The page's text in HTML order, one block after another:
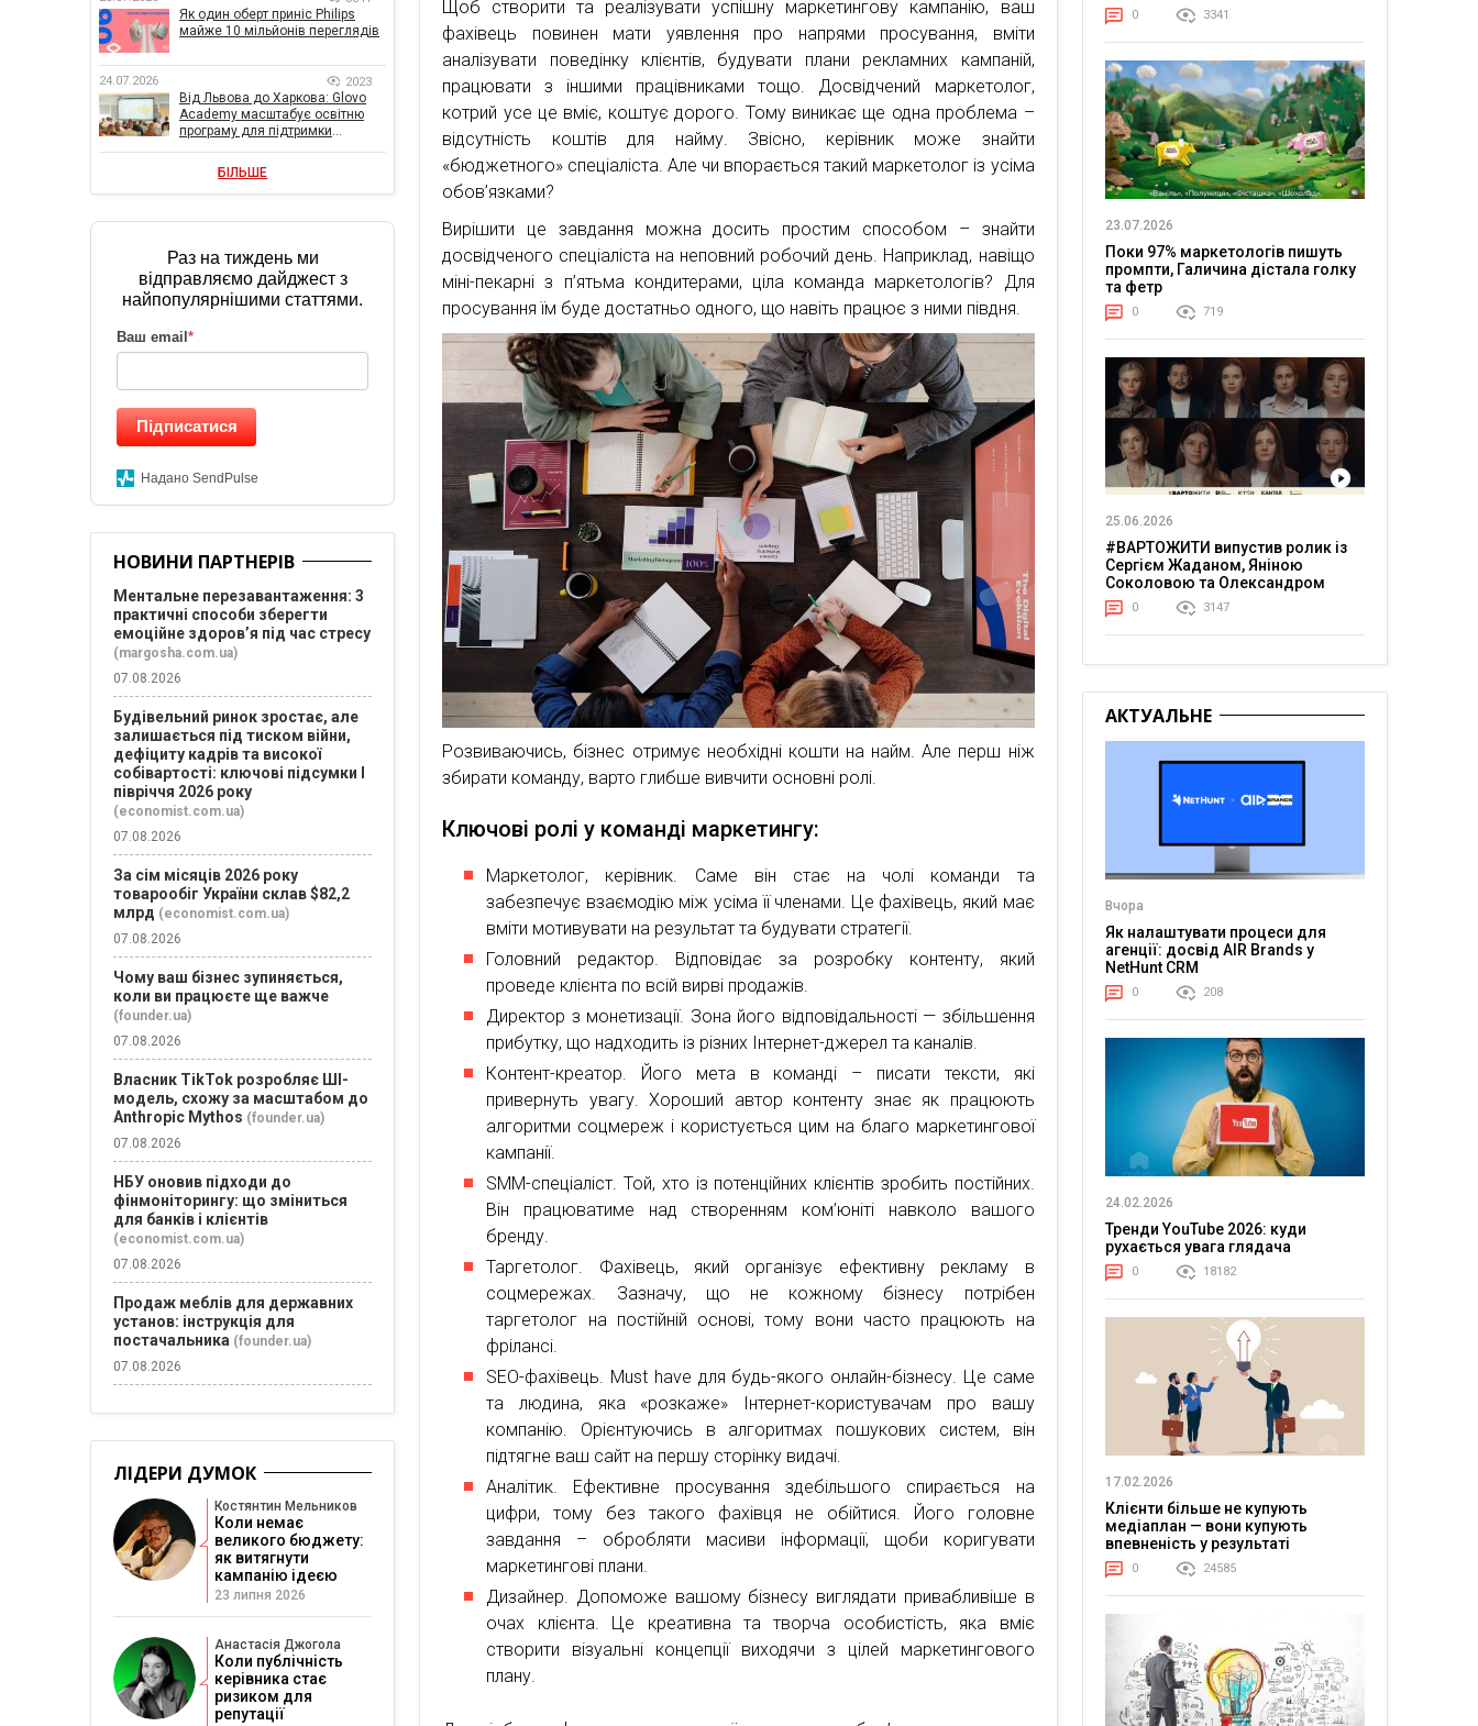
Щоб створити та реалізувати успішну маркетингову кампанію, ваш
фахівець повинен мати уявлення про напрями просування, вміти
аналізувати поведінку клієнтів, будувати плани рекламних кампаній,
працювати з іншими працівниками тощо. Досвідчений маркетолог,
котрий усе це вміє, коштує дорого. Тому виникає ще одна проблема –
відсутність коштів для найму. Звісно, керівник може знайти
«бюджетного» спеціаліста. Але чи впорається такий маркетолог із усіма
обов’язками?
Вирішити це завдання можна досить простим способом – знайти
досвідченого спеціаліста на неповний робочий день. Наприклад, навіщо
міні-пекарні з п’ятьма кондитерами, ціла команда маркетологів? Для
просування їм буде достатньо одного, що навіть працює з ними півдня.
Розвиваючись, бізнес отримує необхідні кошти на найм. Але перш ніж
збирати команду, варто глибше вивчити основні ролі.
Ключові ролі у команді маркетингу:
Маркетолог, керівник. Саме він стає на чолі команди та
забезпечує взаємодію між усіма її членами. Це фахівець, який має
вміти мотивувати на результат та будувати стратегії.
Головний редактор. Відповідає за розробку контенту, який
проведе клієнта по всій вирві продажів.
Директор з монетизації. Зона його відповідальності — збільшення
прибутку, що надходить із різних Інтернет-джерел та каналів.
Контент-креатор. Його мета в команді – писати тексти, які
привернуть увагу. Хороший автор контенту знає як працюють
алгоритми соцмереж і користується цим на благо маркетингової
кампанії.
SMM-спеціаліст. Той, хто із потенційних клієнтів зробить постійних.
Він працюватиме над створенням ком’юніті навколо вашого
бренду.
Таргетолог. Фахівець, який організує ефективну рекламу в
соцмережах. Зазначу, що не кожному бізнесу потрібен
таргетолог на постійній основі, тому вони часто працюють на
фрілансі.
SEO-фахівець. Must have для будь-якого онлайн-бізнесу. Це саме
та людина, яка «розкаже» Інтернет-користувачам про вашу
компанію. Орієнтуючись в алгоритмах пошукових систем, він
підтягне ваш сайт на першу сторінку видачі.
Аналітик. Ефективне просування здебільшого спирається на
цифри, тому без такого фахівця не обійтися. Його головне
завдання – обробляти масиви інформації, щоби коригувати
маркетингові плани.
Дизайнер. Допоможе вашому бізнесу виглядати привабливіше в
очах клієнта. Це креативна та творча особистість, яка вміє
створити візуальні концепції виходячи з цілей маркетингового
плану.
Як один оберт приніс Philips
майже 10 мільйонів переглядів
24.07.2026 2023
Від Львова до Харкова: Glovo
Academy масштабує освітню
програму для підтримки
БІЛЬШЕ
Раз на тиждень ми
відправляємо дайджест з
найпопулярнішими статтями.
Ваш email *
Підписатися
Надано SendPulse
НОВИНИ ПАРТНЕРІВ
Ментальне перезавантаження: 3
практичні способи зберегти
емоційне здоров’я під час стресу
(margosha.com.ua)
07.08.2026
Будівельний ринок зростає, але
залишається під тиском війни,
дефіциту кадрів та високої
собівартості: ключові підсумки І
півріччя 2026 року
(economist.com.ua)
07.08.2026
За сім місяців 2026 року
товарообіг України склав $82,2
млрд (economist.com.ua)
07.08.2026
Чому ваш бізнес зупиняється,
коли ви працюєте ще важче
(founder.ua)
07.08.2026
Власник TikTok розробляє ШІ-
модель, схожу за масштабом до
Anthropic Mythos (founder.ua)
07.08.2026
НБУ оновив підходи до
фінмоніторингу: що зміниться
для банків і клієнтів
(economist.com.ua)
07.08.2026
Продаж меблів для державних
установ: інструкція для
постачальника (founder.ua)
07.08.2026
ЛІДЕРИ ДУМОК
Костянтин Мельников
Коли немає
великого бюджету:
як витягнути
кампанію ідеєю
23 липня 2026
Анастасія Джогола
Коли публічність
керівника стає
ризиком для
репутації
0 3341
23.07.2026
Поки 97% маркетологів пишуть
промпти, Галичина дістала голку
та фетр
0 719
25.06.2026
#ВАРТОЖИТИ випустив ролик із
Сергієм Жаданом, Яніною
Соколовою та Олександром
Тереном про життя в постійній
напрузі
0 3147
АКТУАЛЬНЕ
Вчора
Як налаштувати процеси для
агенції: досвід AIR Brands у
NetHunt CRM
0 208
24.02.2026
Тренди YouTube 2026: куди
рухається увага глядача
0 18182
17.02.2026
Клієнти більше не купують
медіаплан — вони купують
впевненість у результаті
0 24585